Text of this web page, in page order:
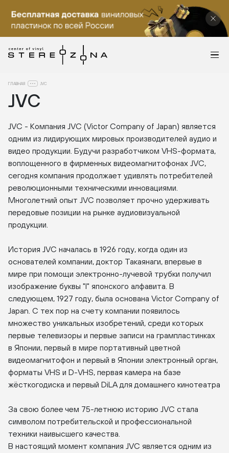
ГЛАВНАЯ JVC
JVC
JVC - Компания JVC (Victor Company of Japan) является
одним из лидирующих мировых производителей аудио и
видео продукции. Будучи разработчиком VHS-формата,
воплощенного в фирменных видеомагнитофонах JVC,
сегодня компания продолжает удивлять потребителей
революционными техническими инновациями.
Многолетний опыт JVC позволяет прочно удерживать
передовые позиции на рынке аудиовизуальной
продукции.
История JVC началась в 1926 году, когда один из
основателей компании, доктор Такаянаги, впервые в
мире при помощи электронно-лучевой трубки получил
изображение буквы "I" японского алфавита. В
следующем, 1927 году, была основана Victor Company of
Japan. С тех пор на счету компании появилось
множество уникальных изобретений, среди которых
первые телевизоры и первые записи на грампластинках
в Японии, первый в мире портативный цветной
видеомагнитофон и первый в Японии электронный орган,
форматы VHS и D-VHS, первая камера на базе
жёсткогодиска и первый DiLA для домашнего кинотеатра
За свою более чем 75-летнюю историю JVC стала
символом потребительской и профессиональной
техники наивысшего качества.
В настоящий момент компания JVC является одним из